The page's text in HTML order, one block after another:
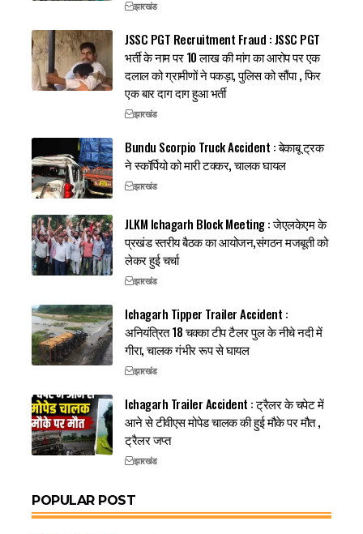
झारखंड
JSSC PGT Recruitment Fraud : JSSC PGT
भर्ती के नाम पर 10 लाख की मांग का आरोप पर एक
दलाल को ग्रामीणों ने पकड़ा, पुलिस को सौंपा , फिर
एक बार दाग दाग हुआ भर्ती
झारखंड
Bundu Scorpio Truck Accident : बेकाबू ट्रक
ने स्कॉर्पियो को मारी टक्कर, चालक घायल
झारखंड
JLKM Ichagarh Block Meeting : जेएलकेएम के
प्रखंड स्तरीय बैठक का आयोजन,संगठन मजबूती को
लेकर हुई चर्चा
झारखंड
Ichagarh Tipper Trailer Accident :
अनियंत्रित 18 चक्का टीप टैलर पुल के नीचे नदी में
गीरा, चालक गंभीर रूप से घायल
झारखंड
Ichagarh Trailer Accident : ट्रैलर के चपेट में
आने से टीवीएस मोपेड चालक की हुई मौके पर मौत ,
ट्रैलर जप्त
झारखंड
POPULAR POST